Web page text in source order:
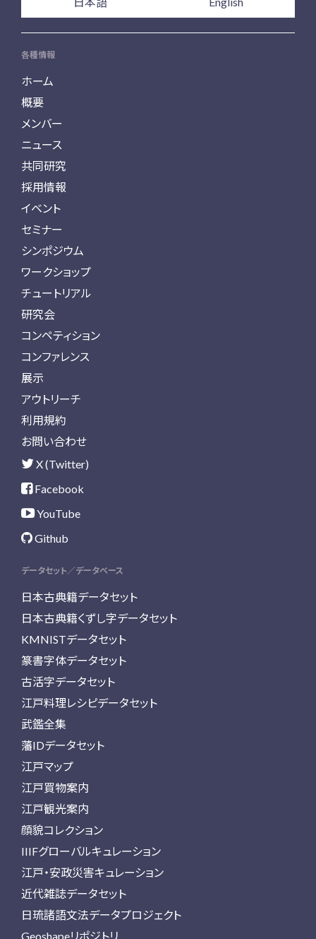
各種情報
ホーム
概要
メンバー
ニュース
共同研究
採用情報
イベント
セミナー
シンポジウム
ワークショップ
チュートリアル
研究会
コンペティション
コンファレンス
展示
アウトリーチ
利用規約
お問い合わせ
X (Twitter)
Facebook
YouTube
Github
データセット／データベース
日本古典籍データセット
日本古典籍くずし字データセット
KMNISTデータセット
篆書字体データセット
古活字データセット
江戸料理レシピデータセット
武鑑全集
藩IDデータセット
江戸マップ
江戸買物案内
江戸観光案内
顔貌コレクション
IIIFグローバルキュレーション
江戸・安政災害キュレーション
近代雑誌データセット
日琉諸語文法データプロジェクト
Geoshapeリポジトリ